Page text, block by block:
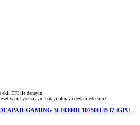
ekli EFI ile deneyin.
yapın yoksa aynı hatayı almaya devam edersiniz.
GAMING-3i-10300H-10750H-i5-i7-iGPU-